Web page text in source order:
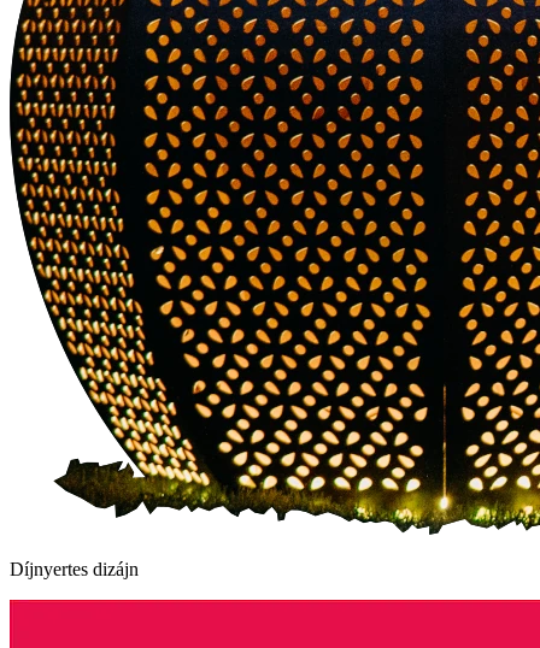
Díjnyertes dizájn